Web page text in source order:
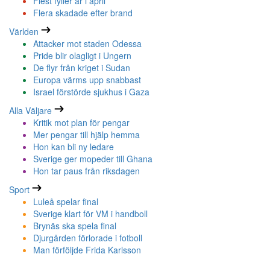
Flera skadade efter brand
Världen
Attacker mot staden Odessa
Pride blir olagligt i Ungern
De flyr från kriget i Sudan
Europa värms upp snabbast
Israel förstörde sjukhus i Gaza
Alla Väljare
Kritik mot plan för pengar
Mer pengar till hjälp hemma
Hon kan bli ny ledare
Sverige ger mopeder till Ghana
Hon tar paus från riksdagen
Sport
Luleå spelar final
Sverige klart för VM i handboll
Brynäs ska spela final
Djurgården förlorade i fotboll
Man förföljde Frida Karlsson